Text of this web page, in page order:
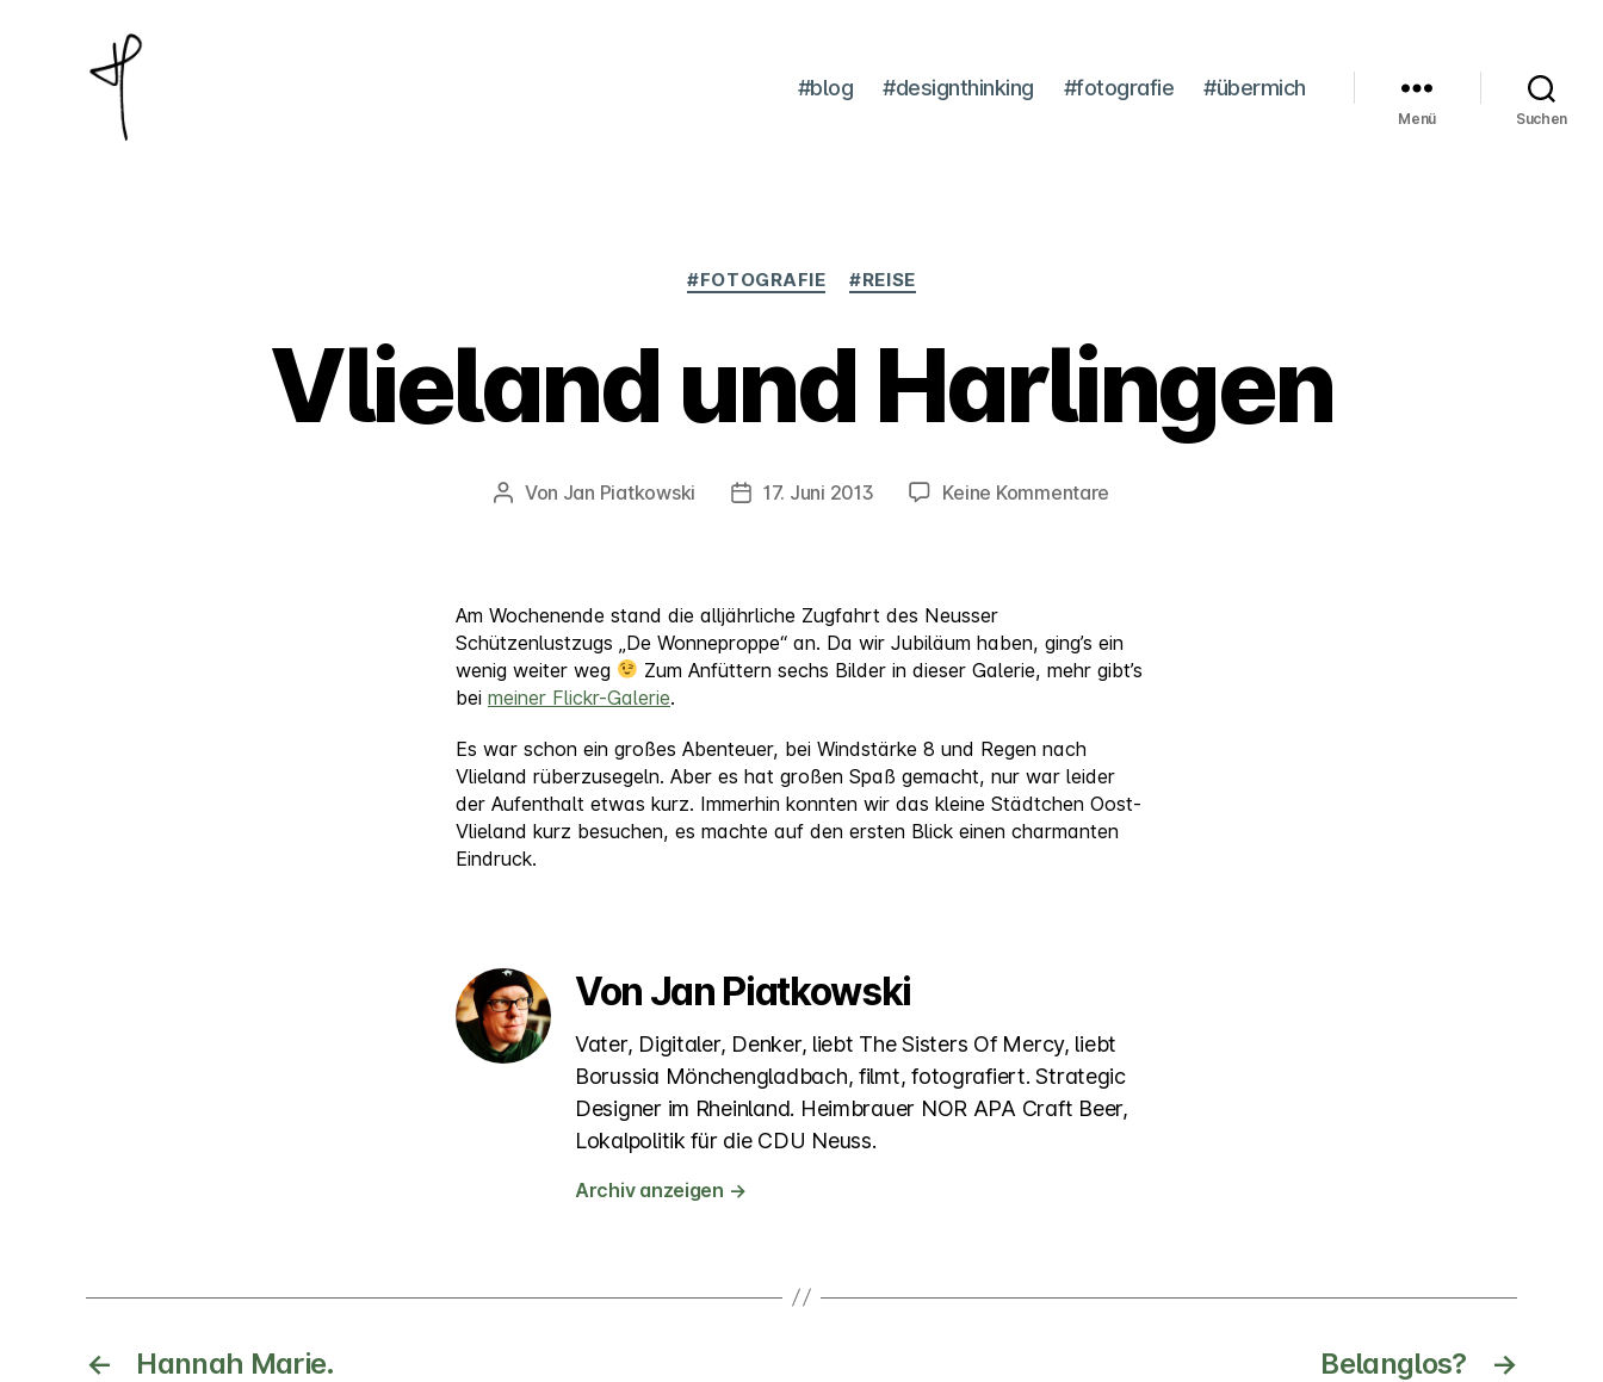
#blog #designthinking #fotografie #übermich
Menü Suchen
Kategorien
#FOTOGRAFIE #REISE
Vlieland und Harlingen
Beitragsautor
Von Jan Piatkowski Veröffentlichungsdatum
17. Juni 2013 Keine Kommentare
Am Wochenende stand die alljährliche Zugfahrt des Neusser
Schützenlustzugs „De Wonneproppe“ an. Da wir Jubiläum haben, ging’s ein
wenig weiter weg
Zum Anfüttern sechs Bilder in dieser Galerie, mehr gibt’s
bei meiner Flickr-Galerie.
Es war schon ein großes Abenteuer, bei Windstärke 8 und Regen nach
Vlieland rüberzusegeln. Aber es hat großen Spaß gemacht, nur war leider
der Aufenthalt etwas kurz. Immerhin konnten wir das kleine Städtchen Oost-
Vlieland kurz besuchen, es machte auf den ersten Blick einen charmanten
Eindruck.
Von Jan Piatkowski
Vater, Digitaler, Denker, liebt The Sisters Of Mercy, liebt
Borussia Mönchengladbach, filmt, fotografiert. Strategic
Designer im Rheinland. Heimbrauer NOR APA Craft Beer,
Lokalpolitik für die CDU Neuss.
Archiv anzeigen →
← Hannah Marie. →
Belanglos?